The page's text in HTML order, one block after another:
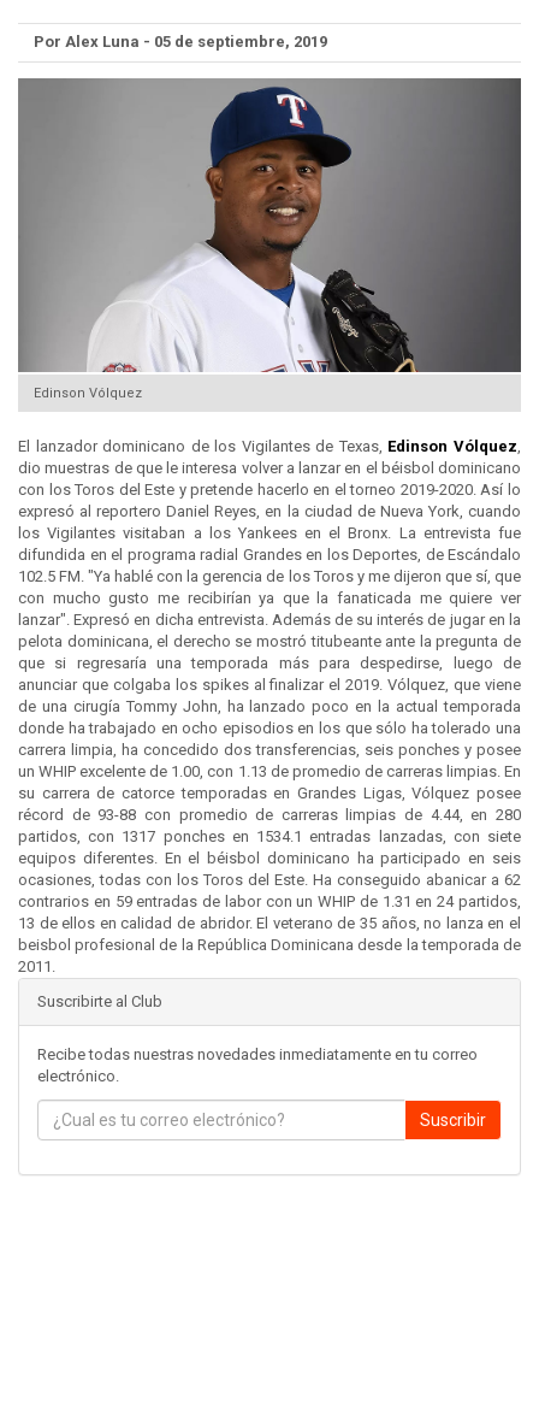
Por Alex Luna - 05 de septiembre, 2019
Edinson Vólquez
El lanzador dominicano de los Vigilantes de Texas, Edinson Vólquez
dio muestras de que le interesa volver a lanzar en el béisbol dominicano
con los Toros del Este y pretende hacerlo en el torneo 2019-2020. Así lo
expresó al reportero Daniel Reyes, en la ciudad de Nueva York, cuando
los Vigilantes visitaban a los Yankees en el Bronx. La entrevista fue
difundida en el programa radial Grandes en los Deportes, de Escándalo
102.5 FM. "Ya hablé con la gerencia de los Toros y me dijeron que sí, que
con mucho gusto me recibirían ya que la fanaticada me quiere ver
lanzar". Expresó en dicha entrevista. Además de su interés de jugar en la
pelota dominicana, el derecho se mostró titubeante ante la pregunta de
que si regresaría una temporada más para despedirse, luego de
anunciar que colgaba los spikes al finalizar el 2019. Vólquez, que viene
de una cirugía Tommy John, ha lanzado poco en la actual temporada
donde ha trabajado en ocho episodios en los que sólo ha tolerado una
carrera limpia, ha concedido dos transferencias, seis ponches y posee
un WHIP excelente de 1.00, con 1.13 de promedio de carreras limpias. En
su carrera de catorce temporadas en Grandes Ligas, Vólquez posee
récord de 93-88 con promedio de carreras limpias de 4.44, en 280
partidos, con 1317 ponches en 1534.1 entradas lanzadas, con siete
equipos diferentes. En el béisbol dominicano ha participado en seis
ocasiones, todas con los Toros del Este. Ha conseguido abanicar a 62
contrarios en 59 entradas de labor con un WHIP de 1.31 en 24 partidos,
13 de ellos en calidad de abridor. El veterano de 35 años, no lanza en el
beisbol profesional de la República Dominicana desde la temporada de
2011.
Suscribirte al Club
Recibe todas nuestras novedades inmediatamente en tu correo
electrónico.
Suscribir